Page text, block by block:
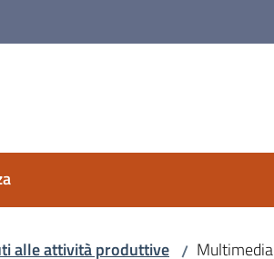
alle attività produttive / Multimedia